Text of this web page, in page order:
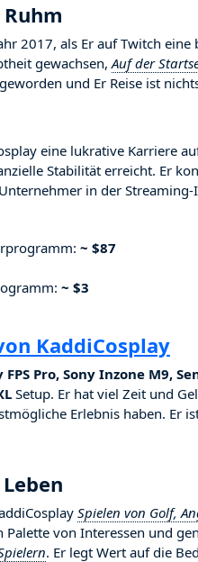
2017, als Er auf Twitch
gewachsen,Auf der
und Er Reise ist
eine lukrative Karriere
Stabilität erreicht. Er
in der Streaming-
~ $87
~ $3
KaddiCosplay
Pro, Sony Inzone M9,
Setup. Er hat viel Zeit und
Erlebnis haben. Er
Spielen von Golf,
von Interessen und
. Er legt Wert auf die